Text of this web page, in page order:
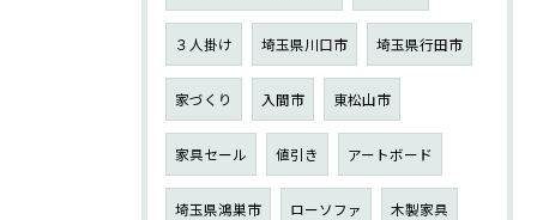
３人掛け 埼玉県川口市 埼玉県行田市
家づくり 入間市 東松山市
家具セール 値引き アートボード
埼玉県鴻巣市 ローソファ 木製家具